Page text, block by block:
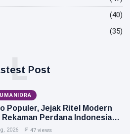
(40)
(35)
Post
L
Populer, Jejak Ritel Modern
Rekaman Perdana Indonesia
di Pasar Baru
2026 47 views